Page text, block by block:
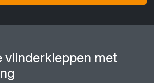
vlinderkleppen met